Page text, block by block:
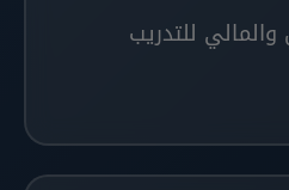
والمالي للتدريب